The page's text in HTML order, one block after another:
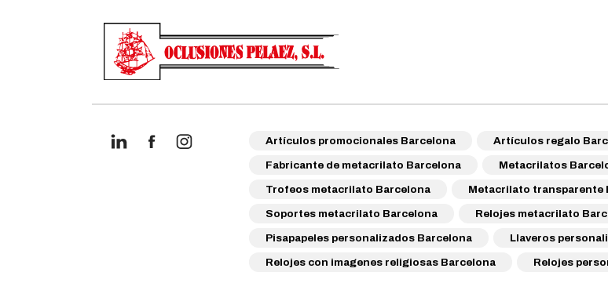
Artículos promocionales Barcelona Artículos regalo
Fabricante de metacrilato Barcelona
Metacrilatos
Trofeos metacrilato Barcelona
Metacrilato transparente
Soportes metacrilato Barcelona
Relojes metacrilato
Pisapapeles personalizados Barcelona
Llaveros
Relojes con imagenes religiosas Barcelona
Relojes